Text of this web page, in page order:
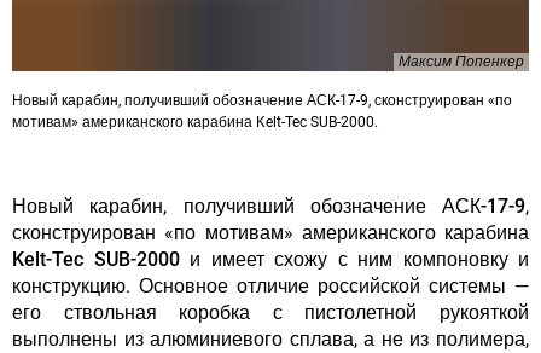
Максим Попенкер
Новый карабин, получивший обозначение АСК-17-9, сконструирован «по
мотивам» американского карабина Kelt-Tec SUB-2000.
Новый карабин, получивший обозначение АСК-17-9,
сконструирован «по мотивам» американского карабина
Kelt-Tec SUB-2000и имеет схожу с ним компоновку и
конструкцию. Основное отличие российской системы —
его ствольная коробка с пистолетной рукояткой
выполнены из алюминиевого сплава, а не из полимера,